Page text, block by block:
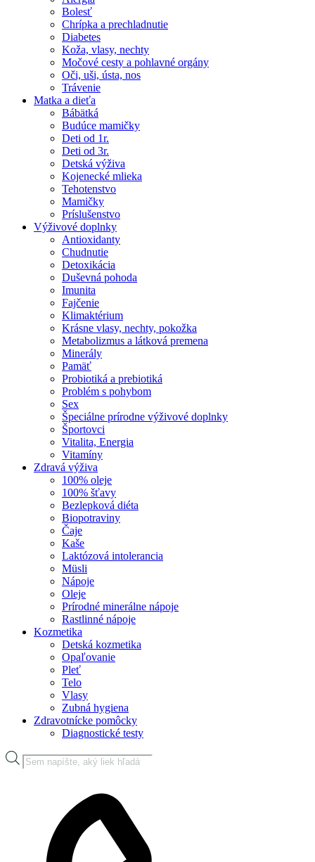
Bolesť
Chrípka a prechladnutie
Diabetes
Koža, vlasy, nechty
Močové cesty a pohlavné orgány
Oči, uši, ústa, nos
Trávenie
Matka a dieťa
Bábätká
Budúce mamičky
Deti od 1r.
Deti od 3r.
Detská výživa
Kojenecké mlieka
Tehotenstvo
Mamičky
Príslušenstvo
Výživové doplnky
Antioxidanty
Chudnutie
Detoxikácia
Duševná pohoda
Imunita
Fajčenie
Klimaktérium
Krásne vlasy, nechty, pokožka
Metabolizmus a látková premena
Minerály
Pamäť
Probiotiká a prebiotiká
Problém s pohybom
Sex
Špeciálne prírodne výživové doplnky
Športovci
Vitalita, Energia
Vitamíny
Zdravá výživa
100% oleje
100% šťavy
Bezlepková diéta
Biopotraviny
Čaje
Kaše
Laktózová intolerancia
Müsli
Nápoje
Oleje
Prírodné minerálne nápoje
Rastlinné nápoje
Kozmetika
Detská kozmetika
Opaľovanie
Pleť
Telo
Vlasy
Zubná hygiena
Zdravotnícke pomôcky
Diagnostické testy
Products
search